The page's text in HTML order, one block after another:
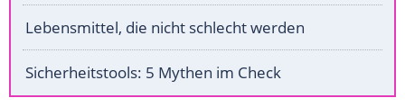
Lebensmittel, die nicht schlecht werden
Sicherheitstools: 5 Mythen im Check